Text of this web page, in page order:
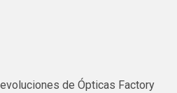
de Ópticas Factory